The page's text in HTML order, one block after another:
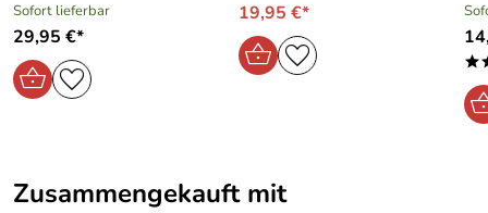
Sofort lieferbar
29,95 €*
19,95 €*
Zusammengekauft mit